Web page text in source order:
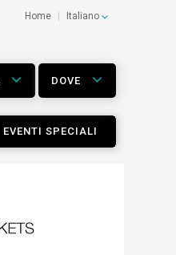
Home Italiano
DOVE
EVENTI SPECIALI